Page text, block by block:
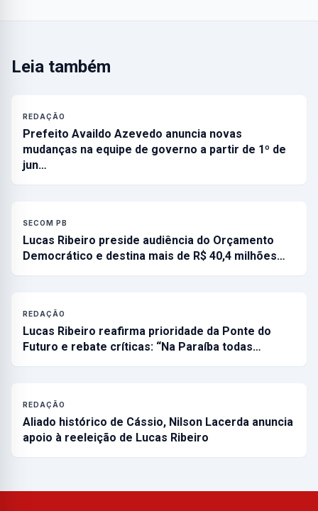
Leia também
REDAÇÃO
Prefeito Availdo Azevedo anuncia novas
mudanças na equipe de governo a partir de 1º de
jun…
SECOM PB
Lucas Ribeiro preside audiência do Orçamento
Democrático e destina mais de R$ 40,4 milhões…
REDAÇÃO
Lucas Ribeiro reafirma prioridade da Ponte do
Futuro e rebate críticas: “Na Paraíba todas…
REDAÇÃO
Aliado histórico de Cássio, Nilson Lacerda anuncia
apoio à reeleição de Lucas Ribeiro